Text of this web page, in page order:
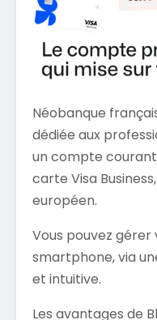
Néobanque
dédiée aux
un compte
carte Visa
européen.
Vous pouvez
smartphone, via
et intuitive.
Les avantages de